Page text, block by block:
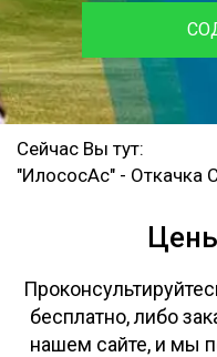
Сейчас Вы тут:
"ИлососАс" - Откачка
бесплатно, либо
нашем сайте, и мы